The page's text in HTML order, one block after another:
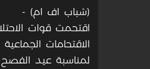
(شباب اف ام) -
اقتحمت قوات
الاقتحامات
لمناسبة عيد الفصح